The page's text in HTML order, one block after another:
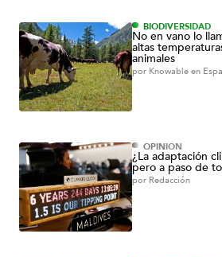
BIODIVERSIDAD
No en vano lo
altas
animales
por Knowable en
OPINIÓN
¿La adaptación
pero a paso de
por Redacción